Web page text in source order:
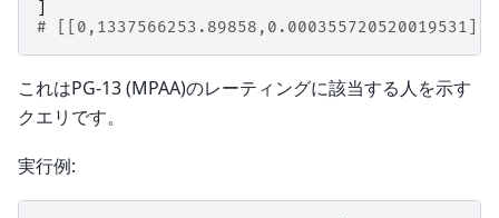
#
これはPG-13 (MPAA)のレーティングに該当する人を示す
クエリです。
実行例: